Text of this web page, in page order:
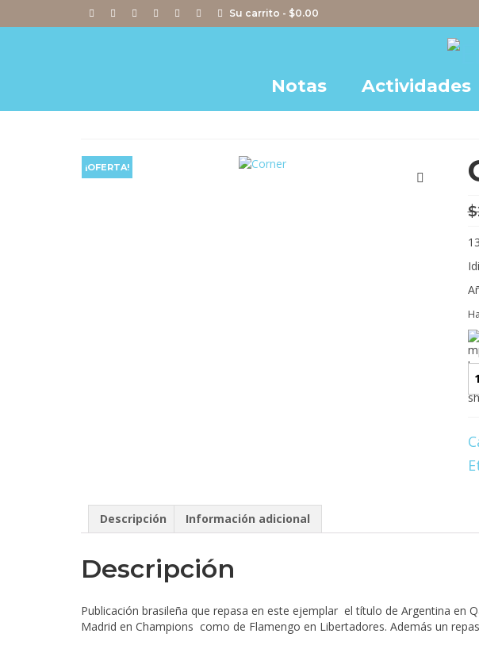
Su carrito - $0.00
Notas Actividades
¡OFERTA!
$
Descripción Información adicional
Descripción
Publicación brasileña que repasa en este ejemplar el título de Argentina en
Madrid en Champions como de Flamengo en Libertadores. Además un